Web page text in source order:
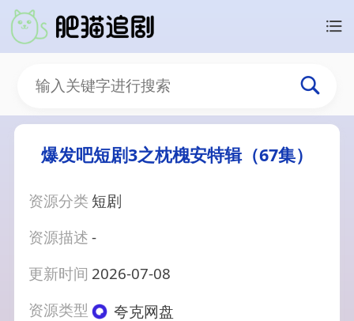
爆发吧短剧3之枕槐安特辑（67集）
资源分类 短剧
资源描述-
更新时间 2026-07-08
资源类型
夸克网盘